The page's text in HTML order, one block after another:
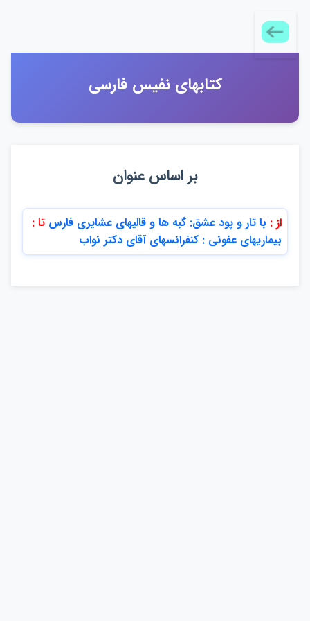
كتابهاي نفيس فارسي
بر اساس عنوان
از : با تار و پود عشق: گبه ها و قاليهاي عشايري فارس تا :
بيماريهاي عفوني : كنفرانسهاي آقاي دكتر نواب